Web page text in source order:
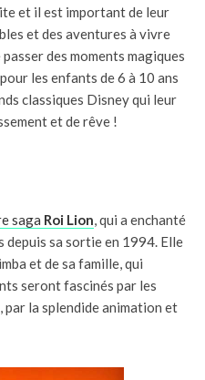
et il est important de leur
et des aventures à vivre
des moments magiques
les enfants de 6 à 10 ans
classiques Disney qui leur
et de rêve !
saga Roi Lion, qui a enchanté
sa sortie en 1994. Elle
et de sa famille, qui
seront fascinés par les
par la splendide animation et